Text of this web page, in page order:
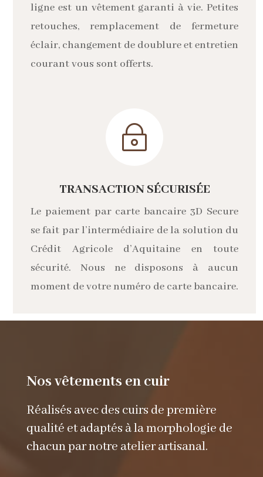
ligne est un vêtement garanti à vie. Petites
retouches, remplacement de fermeture
éclair, changement de doublure et entretien
courant vous sont offerts.
~
TRANSACTION SÉCURISÉE
Le paiement par carte bancaire 3D Secure
se fait par l’intermédiaire de la solution du
Crédit Agricole d’Aquitaine en toute
sécurité. Nous ne disposons à aucun
moment de votre numéro de carte bancaire.
Nos vêtements en cuir
Réalisés avec des cuirs de première
qualité et adaptés à la morphologie de
chacun par notre atelier artisanal.